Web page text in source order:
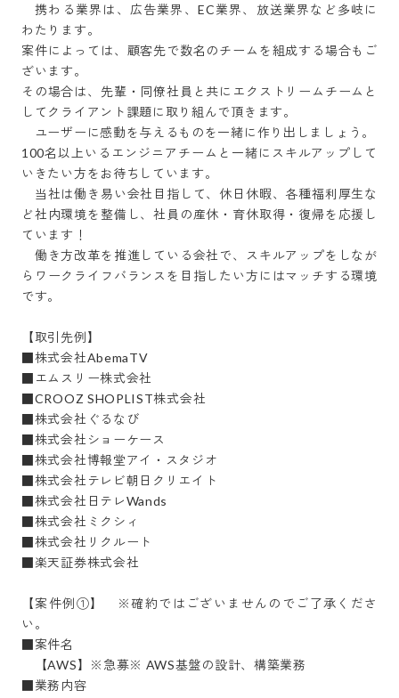
携わる業界は、広告業界、EC業界、放送業界など多岐に
わたります。
案件によっては、顧客先で数名のチームを組成する場合もご
ざいます。
その場合は、先輩・同僚社員と共にエクストリームチームと
してクライアント課題に取り組んで頂きます。
ユーザーに感動を与えるものを一緒に作り出しましょう。
100名以上いるエンジニアチームと一緒にスキルアップして
いきたい方をお待ちしています。
当社は働き易い会社目指して、休日休暇、各種福利厚生な
ど社内環境を整備し、社員の産休・育休取得・復帰を応援し
ています！
働き方改革を推進している会社で、スキルアップをしなが
らワークライフバランスを目指したい方にはマッチする環境
です。
【取引先例】
■株式会社AbemaTV
■エムスリー株式会社
■CROOZ SHOPLIST株式会社
■株式会社ぐるなび
■株式会社ショーケース
■株式会社博報堂アイ・スタジオ
■株式会社テレビ朝日クリエイト
■株式会社日テレWands
■株式会社ミクシィ
■株式会社リクルート
■楽天証券株式会社
【案件例①】　※確約ではございませんのでご了承くださ
い。
■案件名
【AWS】※急募※ AWS基盤の設計、構築業務
■業務内容